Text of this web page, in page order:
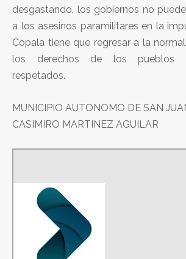
desgastando, los gobiernos no
a los asesinos paramilitares en la
Copala tiene que regresar a la
los derechos de los pueblos
respetados.
MUNICIPIO AUTONOMO DE SAN
CASIMIRO MARTINEZ AGUILAR